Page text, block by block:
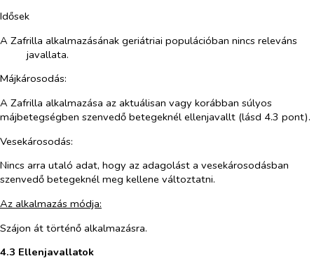
Idősek
A Zafrilla alkalmazásának geriátriai populációban nincs releváns
javallata.
Májkárosodás:
A Zafrilla alkalmazása az aktuálisan vagy korábban súlyos
májbetegségben szenvedő betegeknél ellenjavallt (lásd 4.3 pont).
Vesekárosodás:
Nincs arra utaló adat, hogy az adagolást a vesekárosodásban
szenvedő betegeknél meg kellene változtatni.
Az alkalmazás módja:
Szájon át történő alkalmazásra.
4.3 Ellenjavallatok